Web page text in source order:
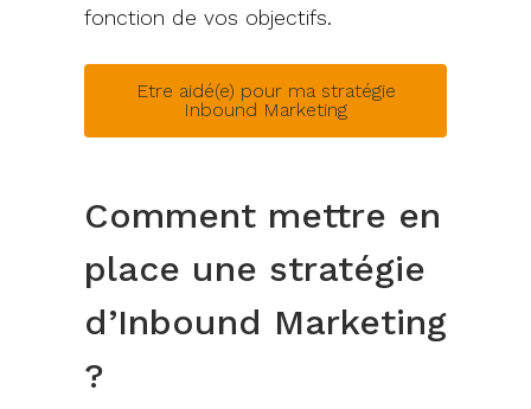
fonction de vos objectifs.
Etre aidé(e) pour ma stratégie
Inbound Marketing
Comment mettre en
place une stratégie
d’Inbound Marketing
?